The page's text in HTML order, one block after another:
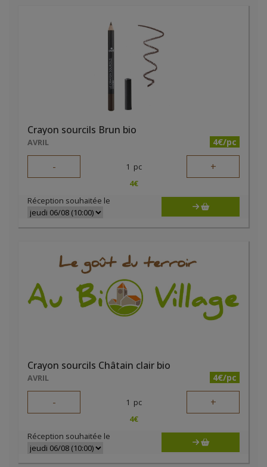
Crayon sourcils Brun bio
AVRIL 4€/pc
- 1 pc +
4€
Réception souhaitée le
Crayon sourcils Châtain clair bio
AVRIL 4€/pc
- 1 pc +
4€
Réception souhaitée le